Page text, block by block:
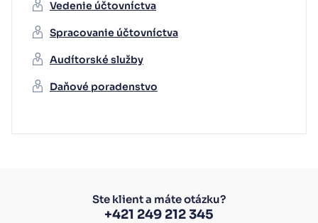
Vedenie účtovníctva
Spracovanie účtovníctva
Audítorské služby
Daňové poradenstvo
Ste klient a máte otázku?
+421 249 212 345